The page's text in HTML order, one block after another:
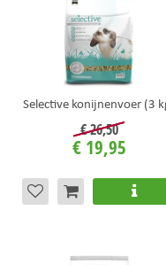
Selective konijnenvoer (3
€26,50
€ 19,95